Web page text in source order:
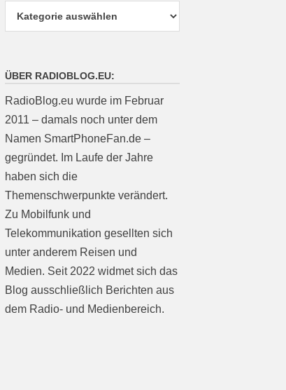
ÜBER RADIOBLOG.EU:
RadioBlog.eu wurde im Februar
2011 – damals noch unter dem
Namen SmartPhoneFan.de –
gegründet. Im Laufe der Jahre
haben sich die
Themenschwerpunkte verändert.
Zu Mobilfunk und
Telekommunikation gesellten sich
unter anderem Reisen und
Medien. Seit 2022 widmet sich das
Blog ausschließlich Berichten aus
dem Radio- und Medienbereich.